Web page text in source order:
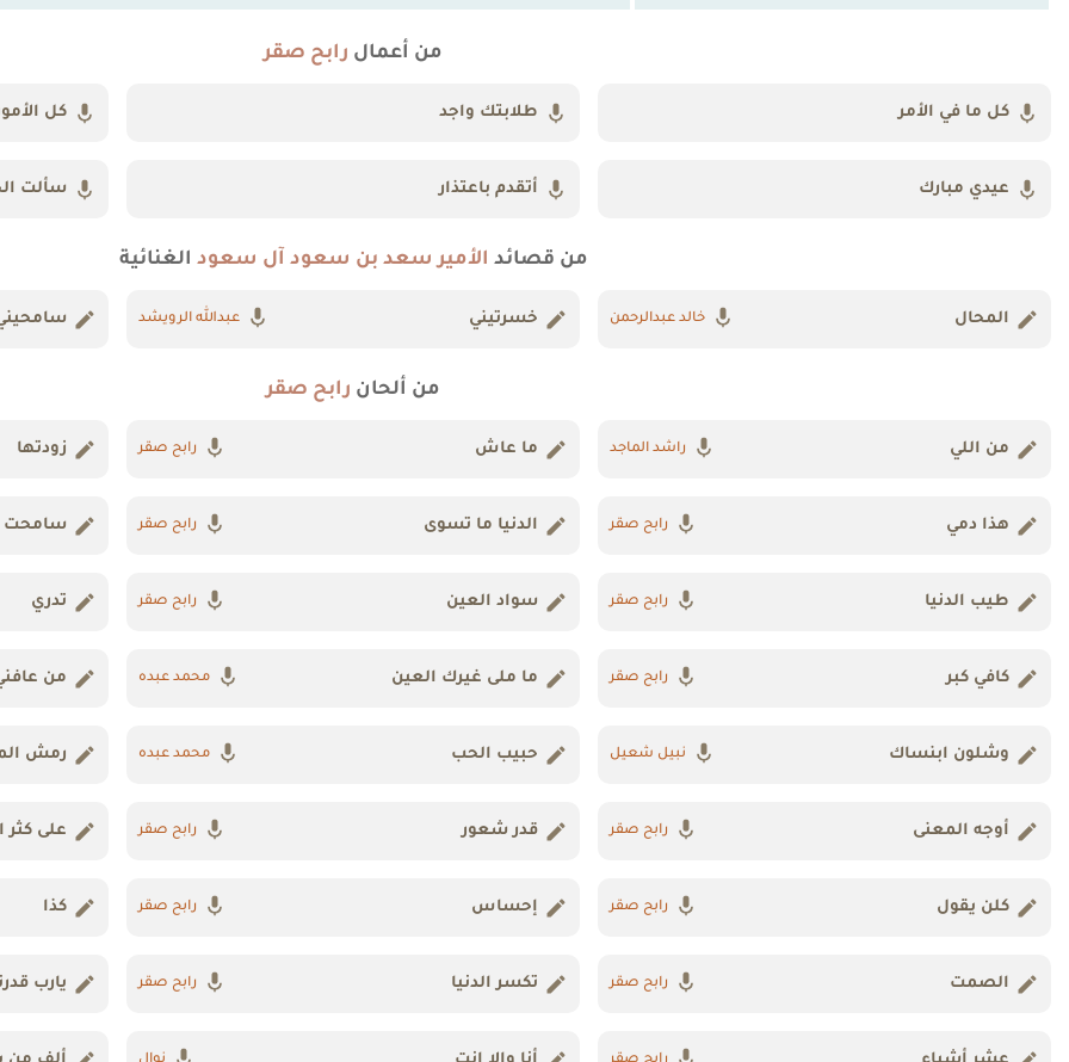
من أعمال رابح صقر
كل ما في الأمر طلابتك واجد كل
عيدي مبارك أتقدم باعتذار سألت
من قصائد الأمير سعد بن سعود آل سعود الغنائية
المحال خالد عبدالرحمن خسرتيني عبدالله الرويشد
من ألحان رابح صقر
من اللي راشد الماجد ما عاش رابح صقر زودتها
هذا دمي رابح صقر الدنيا ما تسوى رابح صقر سامحت
طيب الدنيا رابح صقر سواد العين رابح صقر تدري
كافي كبر رابح صقر ما ملى غيرك العين محمد عبده من
وشلون ابنساك نبيل شعيل حبيب الحب محمد عبده رمش
أوجه المعنى رابح صقر قدر شعور رابح صقر على كثر
كلن يقول رابح صقر إحساس رابح صقر كذا
الصمت رابح صقر تكسر الدنيا رابح صقر يارب